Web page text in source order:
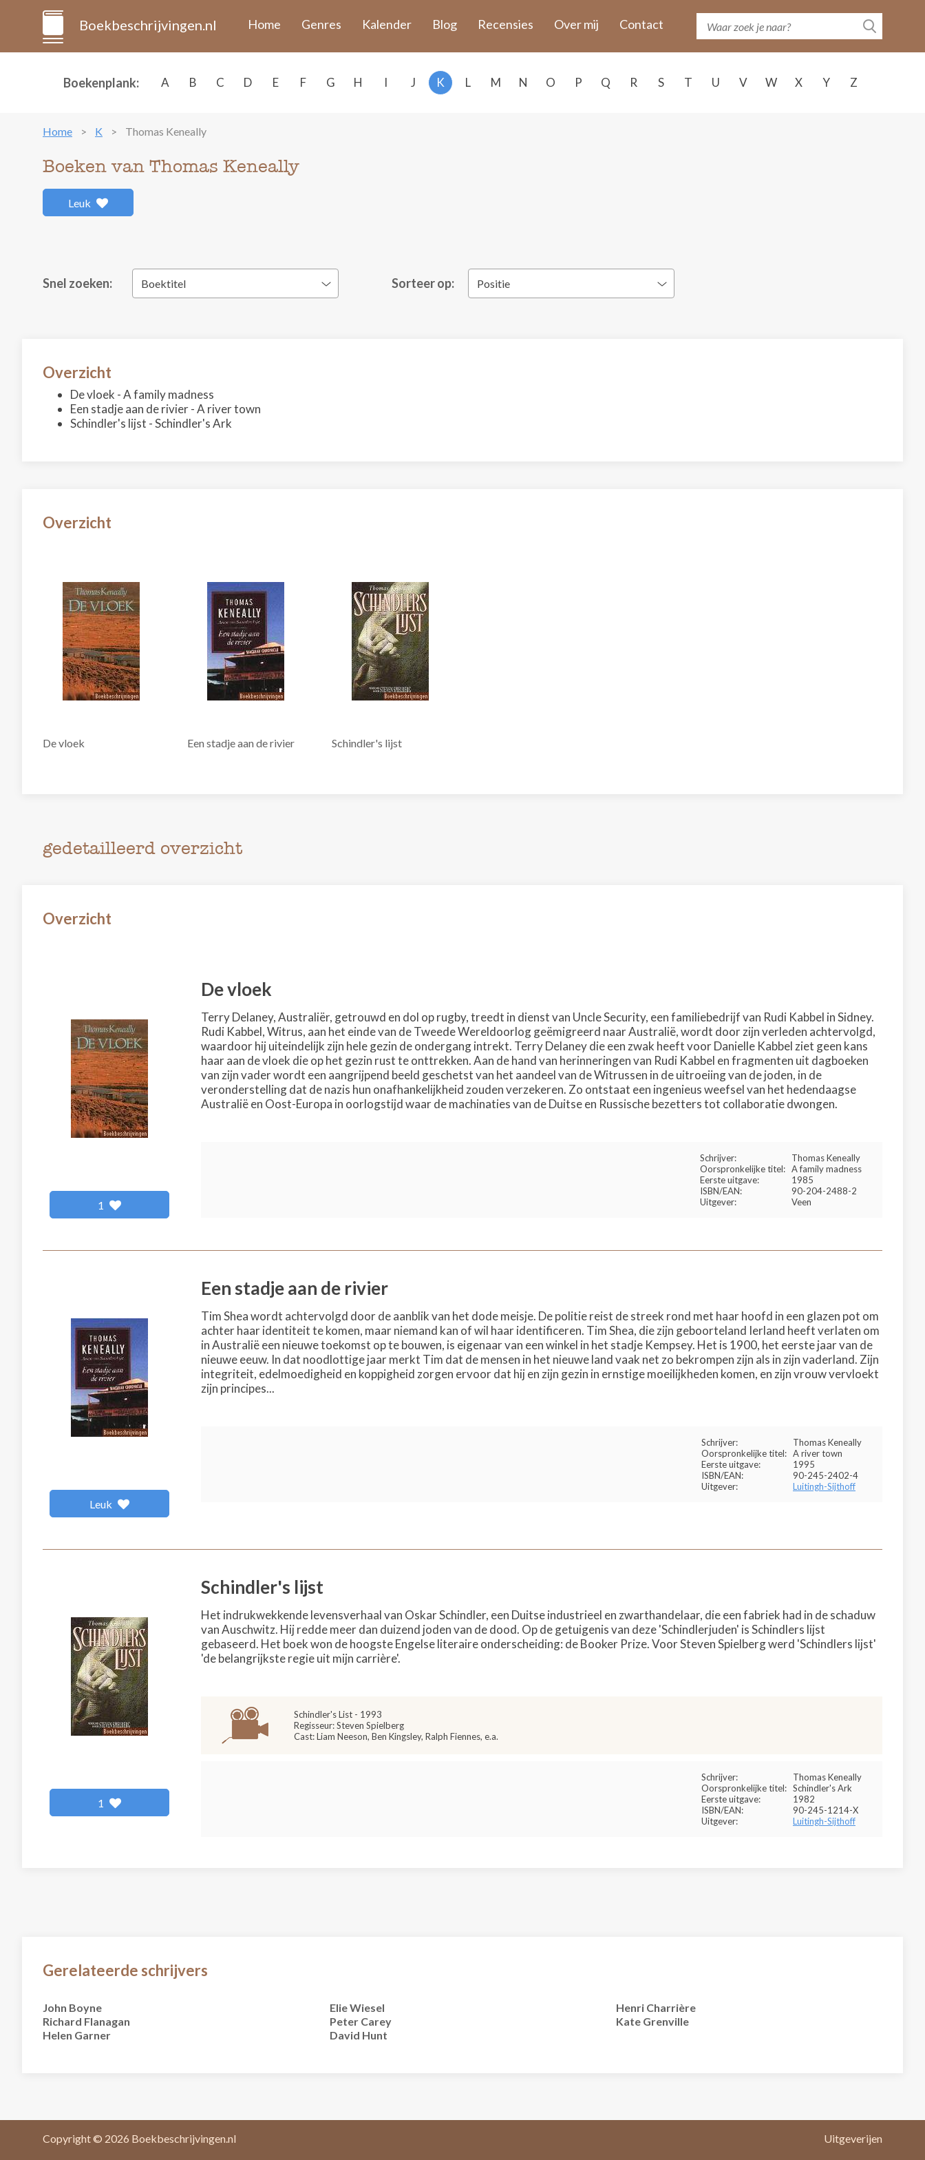
Boekbeschrijvingen.nl Home Genres Kalender Blog Recensies Over mij Contact
Boekenplank: A B C D E F G H I J K L M N O P Q R S T U V W X Y Z
Home K Thomas Keneally
Boeken van Thomas Keneally
Leuk
Snel zoeken: Boektitel Sorteer op: Positie
Overzicht
De vloek - A family madness
Een stadje aan de rivier - A river town
Schindler's lijst - Schindler's Ark
Overzicht
De vloek Een stadje aan de rivier Schindler's lijst
gedetailleerd overzicht
Overzicht
1
De vloek
Terry Delaney, Australiër, getrouwd en dol op rugby, treedt in dienst van Uncle Security, een familiebedrijf van Rudi Kabbel in Sidney.
Rudi Kabbel, Witrus, aan het einde van de Tweede Wereldoorlog geëmigreerd naar Australië, wordt door zijn verleden achtervolgd,
waardoor hij uiteindelijk zijn hele gezin de ondergang intrekt. Terry Delaney die een zwak heeft voor Danielle Kabbel ziet geen kans
haar aan de vloek die op het gezin rust te onttrekken. Aan de hand van herinneringen van Rudi Kabbel en fragmenten uit dagboeken
van zijn vader wordt een aangrijpend beeld geschetst van het aandeel van de Witrussen in de uitroeiing van de joden, in de
veronderstelling dat de nazis hun onafhankelijkheid zouden verzekeren. Zo ontstaat een ingenieus weefsel van het hedendaagse
Australië en Oost-Europa in oorlogstijd waar de machinaties van de Duitse en Russische bezetters tot collaboratie dwongen.
Schrijver:
Thomas Keneally
Oorspronkelijke titel: A family madness
Eerste uitgave:
1985
ISBN/EAN:
90-204-2488-2
Uitgever:
Veen
Leuk
Een stadje aan de rivier
Tim Shea wordt achtervolgd door de aanblik van het dode meisje. De politie reist de streek rond met haar hoofd in een glazen pot om
achter haar identiteit te komen, maar niemand kan of wil haar identificeren. Tim Shea, die zijn geboorteland Ierland heeft verlaten om
in Australië een nieuwe toekomst op te bouwen, is eigenaar van een winkel in het stadje Kempsey. Het is 1900, het eerste jaar van de
nieuwe eeuw. In dat noodlottige jaar merkt Tim dat de mensen in het nieuwe land vaak net zo bekrompen zijn als in zijn vaderland. Zijn
integriteit, edelmoedigheid en koppigheid zorgen ervoor dat hij en zijn gezin in ernstige moeilijkheden komen, en zijn vrouw vervloekt
zijn principes...
Schrijver:
Thomas Keneally
Oorspronkelijke titel: A river town
Eerste uitgave:
1995
ISBN/EAN:
90-245-2402-4
Uitgever:
Luitingh-Sijthoff
1
Schindler's lijst
Het indrukwekkende levensverhaal van Oskar Schindler, een Duitse industrieel en zwarthandelaar, die een fabriek had in de schaduw
van Auschwitz. Hij redde meer dan duizend joden van de dood. Op de getuigenis van deze 'Schindlerjuden' is Schindlers lijst
gebaseerd. Het boek won de hoogste Engelse literaire onderscheiding: de Booker Prize. Voor Steven Spielberg werd 'Schindlers lijst'
'de belangrijkste regie uit mijn carrière'.
Schindler's List - 1993
Regisseur: Steven Spielberg
Cast: Liam Neeson, Ben Kingsley, Ralph Fiennes, e.a.
Schrijver:
Thomas Keneally
Oorspronkelijke titel: Schindler's Ark
Eerste uitgave:
1982
ISBN/EAN:
90-245-1214-X
Uitgever:
Luitingh-Sijthoff
Gerelateerde schrijvers
John Boyne Elie Wiesel
Henri Charrière
Richard Flanagan
Peter Carey
Kate Grenville
Helen Garner
David Hunt
Copyright © 2026 Boekbeschrijvingen.nl Uitgeverijen